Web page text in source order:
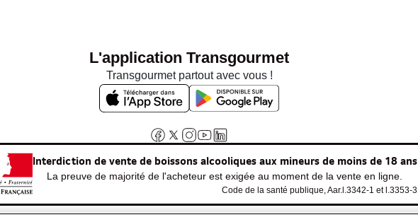
L'application Transgourmet
Transgourmet partout avec vous !
Interdiction de vente de boissons alcooliques aux mineurs de moins de 18 ans
La preuve de majorité de l'acheteur est exigée au moment de la vente en ligne.
Code de la santé publique, Aar.l.3342-1 et l.3353-3